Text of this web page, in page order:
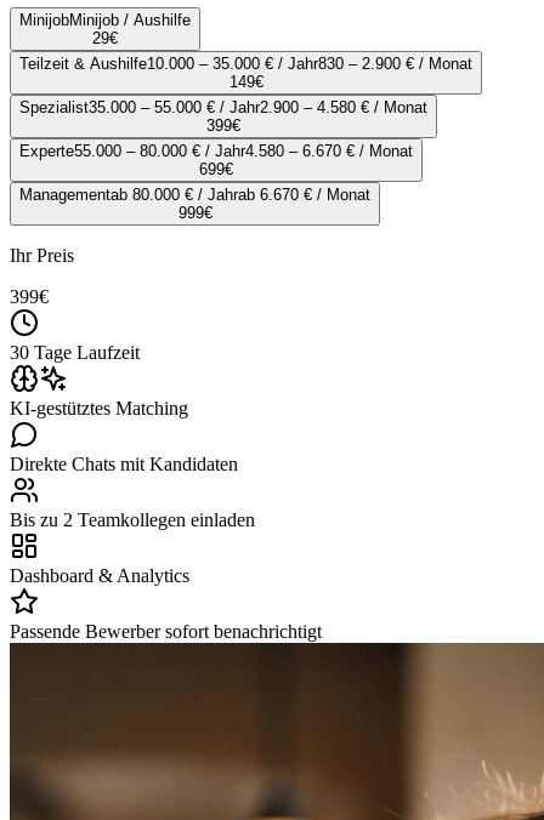
MinijobMinijob / Aushilfe
29€
Teilzeit & Aushilfe10.000 – 35.000 € / Jahr830 – 2.900 € / Monat
149€
Spezialist35.000 – 55.000 € / Jahr2.900 – 4.580 € / Monat
399€
Experte55.000 – 80.000 € / Jahr4.580 – 6.670 € / Monat
699€
Managementab 80.000 € / Jahrab 6.670 € / Monat
999€
Ihr Preis
399€
30 Tage Laufzeit
KI-gestütztes Matching
Direkte Chats mit Kandidaten
Bis zu 2 Teamkollegen einladen
Dashboard & Analytics
Passende Bewerber sofort benachrichtigt